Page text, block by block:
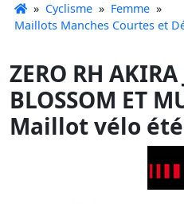
» Cyclisme » Femme »
Maillots Manches Courtes et
ZERO RH AKIRA
BLOSSOM ET
Maillot vélo